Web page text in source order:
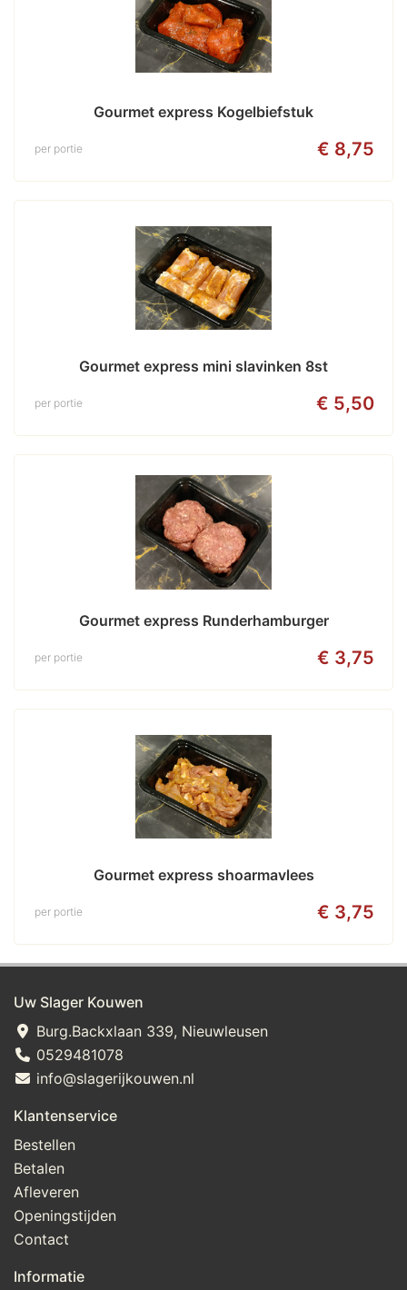
Gourmet express Kogelbiefstuk
€ 8,75
per portie
Gourmet express mini slavinken 8st
€ 5,50
per portie
Gourmet express Runderhamburger
€ 3,75
per portie
Gourmet express shoarmavlees
€ 3,75
per portie
Uw Slager Kouwen
Burg.Backxlaan 339, Nieuwleusen
0529481078
info@slagerijkouwen.nl
Klantenservice
Bestellen
Betalen
Afleveren
Openingstijden
Contact
Informatie